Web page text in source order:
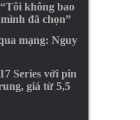
không bao
đã chọn”
mạng: Nguy
Series với pin
giá từ 5,5